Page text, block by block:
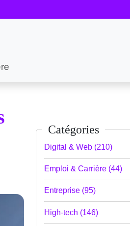
Catégories
Digital & Web (210)
Emploi & Carrière (44)
Entreprise (95)
High-tech (146)